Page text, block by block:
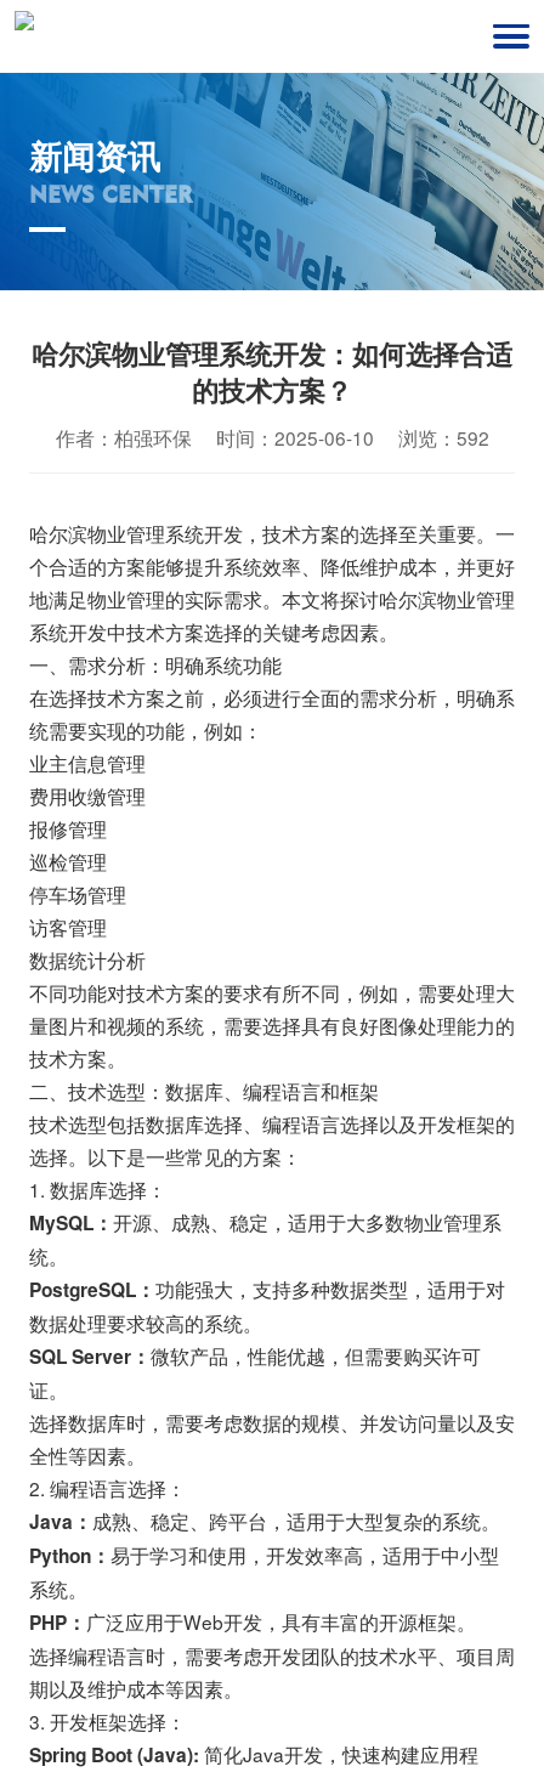
新闻资讯
NEWS CENTER
哈尔滨物业管理系统开发：如何选择合适
的技术方案？
作者：柏强环保 时间：2025-06-10 浏览：592
哈尔滨物业管理系统开发，技术方案的选择至关重要。一
个合适的方案能够提升系统效率、降低维护成本，并更好
地满足物业管理的实际需求。本文将探讨哈尔滨物业管理
系统开发中技术方案选择的关键考虑因素。
一、需求分析：明确系统功能
在选择技术方案之前，必须进行全面的需求分析，明确系
统需要实现的功能，例如：
业主信息管理
费用收缴管理
报修管理
巡检管理
停车场管理
访客管理
数据统计分析
不同功能对技术方案的要求有所不同，例如，需要处理大
量图片和视频的系统，需要选择具有良好图像处理能力的
技术方案。
二、技术选型：数据库、编程语言和框架
技术选型包括数据库选择、编程语言选择以及开发框架的
选择。以下是一些常见的方案：
1. 数据库选择：
MySQL： 开源、成熟、稳定，适用于大多数物业管理系
统。
PostgreSQL： 功能强大，支持多种数据类型，适用于对
数据处理要求较高的系统。
SQL Server： 微软产品，性能优越，但需要购买许可
证。
选择数据库时，需要考虑数据的规模、并发访问量以及安
全性等因素。
2. 编程语言选择：
Java： 成熟、稳定、跨平台，适用于大型复杂的系统。
Python： 易于学习和使用，开发效率高，适用于中小型
系统。
PHP： 广泛应用于Web开发，具有丰富的开源框架。
选择编程语言时，需要考虑开发团队的技术水平、项目周
期以及维护成本等因素。
3. 开发框架选择：
Spring Boot (Java): 简化Java开发，快速构建应用程